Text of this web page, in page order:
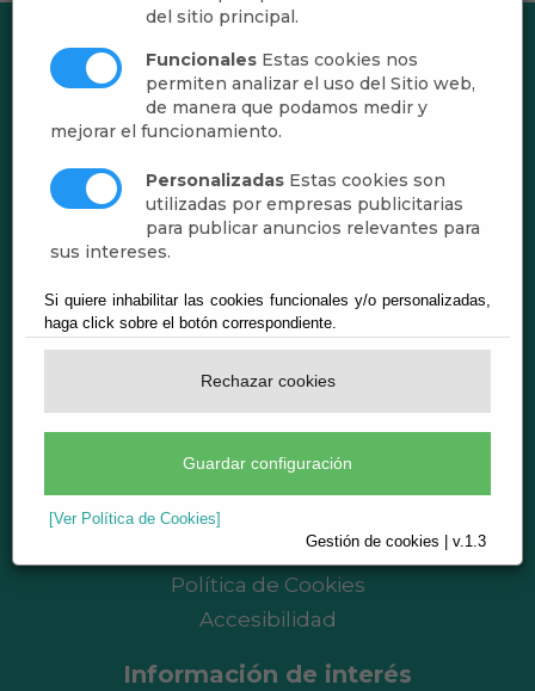
del sitio principal.
Funcionales Estas cookies nos
permiten analizar el uso del Sitio web,
de manera que podamos medir y
mejorar el funcionamiento.
Personalizadas Estas cookies son
utilizadas por empresas publicitarias
para publicar anuncios relevantes para
sus intereses.
Si quiere inhabilitar las cookies funcionales y/o personalizadas,
haga click sobre el botón correspondiente.
Rechazar cookies
Guardar configuración
[Ver Política de Cookies]
Gestión de cookies | v.1.3
Ayuntamiento de Abrucena
CIF: P-0400200-B
Plaza de Andalucía, 1 - 04520 Abrucena
(Almería)
Aviso legal
Política de Privacidad
Política de Cookies
Accesibilidad
Información de interés